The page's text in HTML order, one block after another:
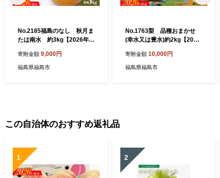
No.2185福島のなし 秋月ま
たは南水 約3kg【2026年発
寄附金額 9,000円
福島県福島市
No.1763梨 品種おまかせ
(幸水又は豊水)約2kg【2026
寄附金額 10,000円
福島県福島市
この自治体のおすすめ返礼品
1 2